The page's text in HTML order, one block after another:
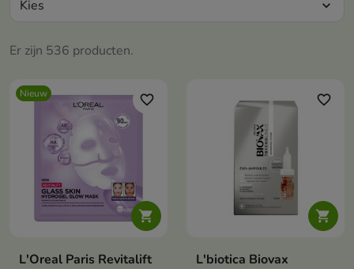
Er zijn 536 producten.
Kies expand_more
Nieuw

favorite_border
L'Oreal Paris Revitalift

favorite_border
L'biotica Biovax